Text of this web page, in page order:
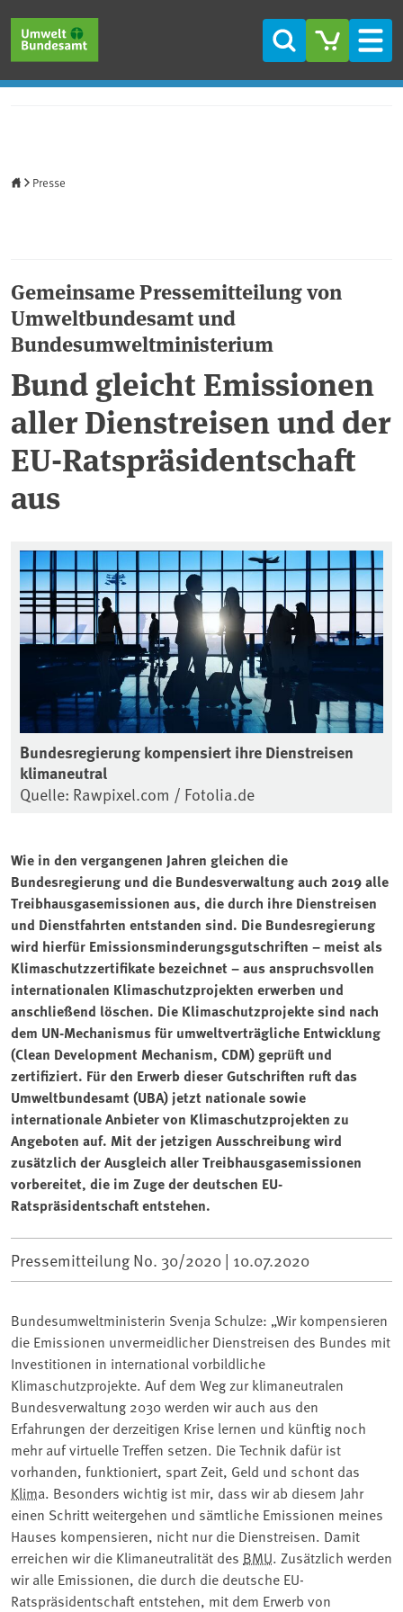
Suche
Presse
Gemeinsame Pressemitteilung von
Umweltbundesamt und
Bundesumweltministerium
Bund gleicht Emissionen
aller Dienstreisen und der
EU-Ratspräsidentschaft
aus
Bundesregierung kompensiert ihre Dienstreisen
klimaneutral
Quelle: Rawpixel.com / Fotolia.de
Wie in den vergangenen Jahren gleichen die
Bundesregierung und die Bundesverwaltung auch 2019 alle
Treibhausgasemissionen aus, die durch ihre Dienstreisen
und Dienstfahrten entstanden sind. Die Bundesregierung
wird hierfür Emissionsminderungsgutschriften – meist als
Klimaschutzzertifikate bezeichnet – aus anspruchsvollen
internationalen Klimaschutzprojekten erwerben und
anschließend löschen. Die Klimaschutzprojekte sind nach
dem UN-Mechanismus für umweltverträgliche Entwicklung
(Clean Development Mechanism, CDM) geprüft und
zertifiziert. Für den Erwerb dieser Gutschriften ruft das
Umweltbundesamt (UBA) jetzt nationale sowie
internationale Anbieter von Klimaschutzprojekten zu
Angeboten auf. Mit der jetzigen Ausschreibung wird
zusätzlich der Ausgleich aller Treibhausgasemissionen
vorbereitet, die im Zuge der deutschen EU-
Ratspräsidentschaft entstehen.
Pressemitteilung No. 30/2020 | 10.07.2020
Bundesumweltministerin Svenja Schulze: „Wir kompensieren
die Emissionen unvermeidlicher Dienstreisen des Bundes mit
Investitionen in international vorbildliche
Klimaschutzprojekte. Auf dem Weg zur klimaneutralen
Bundesverwaltung 2030 werden wir auch aus den
Erfahrungen der derzeitigen Krise lernen und künftig noch
mehr auf virtuelle Treffen setzen. Die Technik dafür ist
vorhanden, funktioniert, spart Zeit, Geld und schont das
Klima. Besonders wichtig ist mir, dass wir ab diesem Jahr
einen Schritt weitergehen und sämtliche Emissionen meines
Hauses kompensieren, nicht nur die Dienstreisen. Damit
erreichen wir die Klimaneutralität des BMU. Zusätzlich werden
wir alle Emissionen, die durch die deutsche EU-
Ratspräsidentschaft entstehen, mit dem Erwerb von